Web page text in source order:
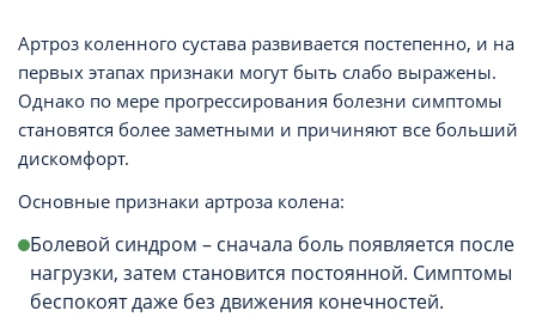
Артроз коленного сустава развивается постепенно, и на
первых этапах признаки могут быть слабо выражены.
Однако по мере прогрессирования болезни симптомы
становятся более заметными и причиняют все больший
дискомфорт.
Основные признаки артроза колена:
Болевой синдром – сначала боль появляется после
нагрузки, затем становится постоянной. Симптомы
беспокоят даже без движения конечностей.